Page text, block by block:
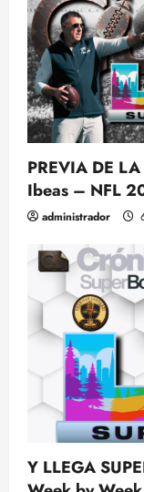
PREVIA DE
Ibeas – NFL
administrador
Y LLEGA